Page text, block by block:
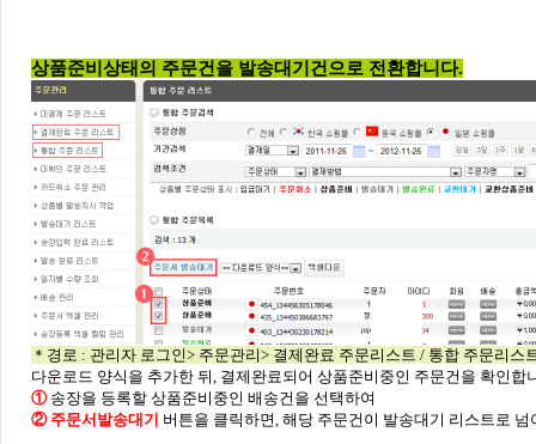
상품준비상태의 주문건을 발송대기건으로 전환합니다.
＊경로 : 관리자 로그인> 주문관리> 결제완료 주문리스트 / 통합 주문리스
다운로드 양식을 추가한 뒤, 결제완료되어 상품준비중인 주문건을 확인합
①송장을 등록할 상품준비중인 배송건을 선택하여
② 주문서발송대기 버튼을 클릭하면, 해당 주문건이 발송대기 리스트로